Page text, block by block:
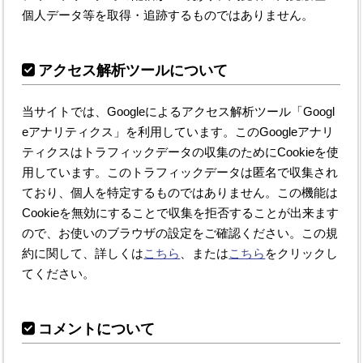
個人データ等を取得・追跡するものではありません。
アクセス解析ツールについて
当サイトでは、Googleによるアクセス解析ツール「Googl
eアナリティクス」を利用しています。このGoogleアナリ
ティクスはトラフィックデータの収集のためにCookieを使
用しています。このトラフィックデータは匿名で収集され
ており、個人を特定するものではありません。この機能は
Cookieを無効にすることで収集を拒否することが出来ます
ので、お使いのブラウザの設定をご確認ください。この規
約に関して、詳しくはこちら 、またはこちら をクリックし
てください。
コメントについて